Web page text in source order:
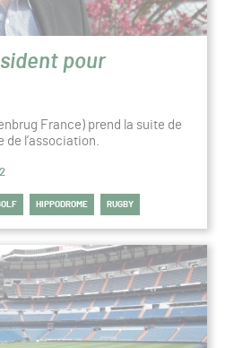
pour
France) prend la suite de
l’association.
HIPPODROME RUGBY